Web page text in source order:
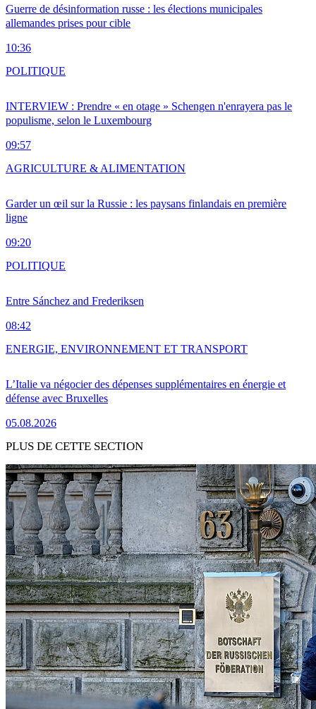
Guerre de désinformation russe : les élections municipales
allemandes prises pour cible
10:36
INTERVIEW : Prendre « en otage » Schengen n'enrayera pas le
populisme, selon le Luxembourg
09:57
POLITIQUE
Garder un œil sur la Russie : les paysans finlandais en première
ligne
09:20
AGRICULTURE & ALIMENTATION
Entre Sánchez and Frederiksen
08:42
POLITIQUE
L’Italie va négocier des dépenses supplémentaires en énergie et
défense avec Bruxelles
05.08.2026
ENERGIE, ENVIRONNEMENT ET TRANSPORT
PLUS DE CETTE SECTION